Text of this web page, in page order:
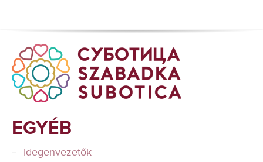
EGYÉB
Idegenvezetők